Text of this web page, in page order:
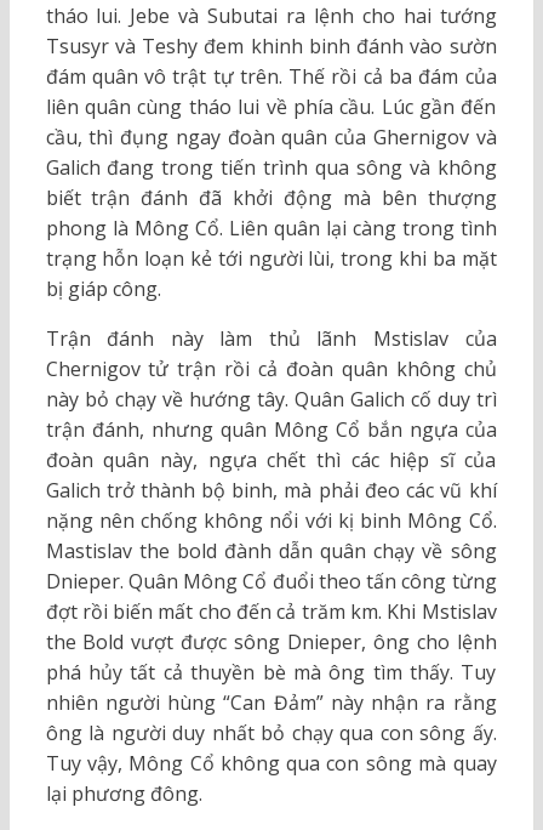
tháo lui. Jebe và Subutai ra lệnh cho hai tướng
Tsusyr và Teshy đem khinh binh đánh vào sườn
đám quân vô trật tự trên. Thế rồi cả ba đám của
liên quân cùng tháo lui về phía cầu. Lúc gần đến
cầu, thì đụng ngay đoàn quân của Ghernigov và
Galich đang trong tiến trình qua sông và không
biết trận đánh đã khởi động mà bên thượng
phong là Mông Cổ. Liên quân lại càng trong tình
trạng hỗn loạn kẻ tới người lùi, trong khi ba mặt
bị giáp công.
Trận đánh này làm thủ lãnh Mstislav của
Chernigov tử trận rồi cả đoàn quân không chủ
này bỏ chạy về hướng tây. Quân Galich cố duy trì
trận đánh, nhưng quân Mông Cổ bắn ngựa của
đoàn quân này, ngựa chết thì các hiệp sĩ của
Galich trở thành bộ binh, mà phải đeo các vũ khí
nặng nên chống không nổi với kị binh Mông Cổ.
Mastislav the bold đành dẫn quân chạy về sông
Dnieper. Quân Mông Cổ đuổi theo tấn công từng
đợt rồi biến mất cho đến cả trăm km. Khi Mstislav
the Bold vượt được sông Dnieper, ông cho lệnh
phá hủy tất cả thuyền bè mà ông tìm thấy. Tuy
nhiên người hùng “Can Đảm” này nhận ra rằng
ông là người duy nhất bỏ chạy qua con sông ấy.
Tuy vậy, Mông Cổ không qua con sông mà quay
lại phương đông.